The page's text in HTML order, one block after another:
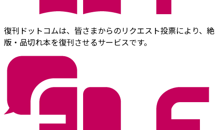
復刊ドットコムは、皆さまからのリクエスト投票により、絶
版・品切れ本を復刊させるサービスです。